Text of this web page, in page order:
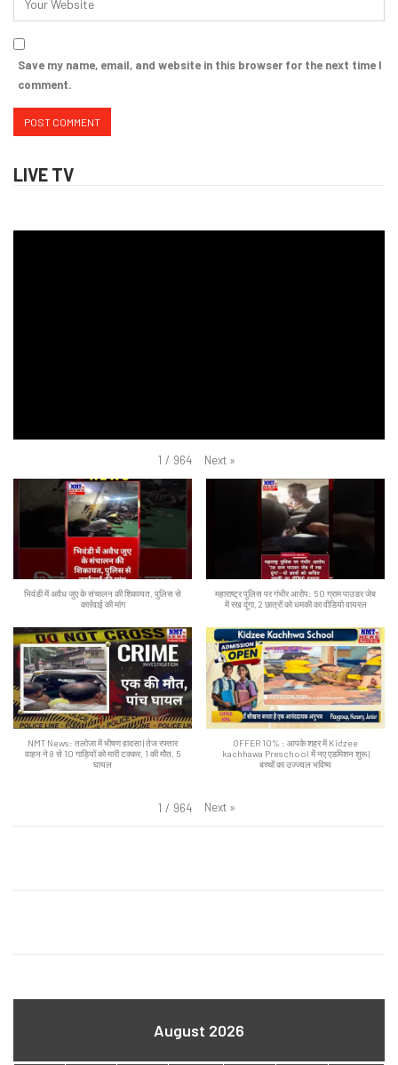
Save my name, email, and website in this browser for the next time I
comment.
LIVE TV
1 / 964 Next »
भिवंडी में अवैध जुए के संचालन की शिकायत, पुलिस से
कार्रवाई की मांग
महाराष्ट्र पुलिस पर गंभीर आरोप: 50 ग्राम पाउडर जेब
में रख दूंगा, 2 छात्रों को धमकी का वीडियो वायरल
NMT News: तलोजा में भीषण हादसा | तेज रफ्तार
वाहन ने 8 से 10 गाड़ियों को मारी टक्कर, 1 की मौत, 5
घायल
OFFER 10% : आपके शहर में Kidzee
kachhawa Preschool में नए एडमिशन शुरू |
बच्चों का उज्ज्वल भविष्य
1 / 964 Next »
August 2026